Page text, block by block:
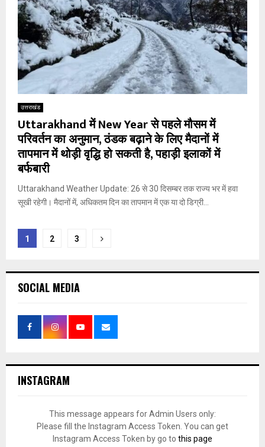
उत्तराखंड
Uttarakhand में New Year से पहले मौसम में
परिवर्तन का अनुमान, ठंडक बढ़ाने के लिए मैदानों में
तापमान में थोड़ी वृद्धि हो सकती है, पहाड़ी इलाकों में
बर्फबारी
Uttarakhand Weather Update: 26 से 30 दिसम्बर तक राज्य भर में हवा
सूखी रहेगी। मैदानों में, अधिकतम दिन का तापमान में एक या दो डिग्री...
Posts
1 2 3
SOCIAL MEDIA
INSTAGRAM
This message appears for Admin Users only:
Please fill the Instagram Access Token. You can get
Instagram Access Token by go to this page